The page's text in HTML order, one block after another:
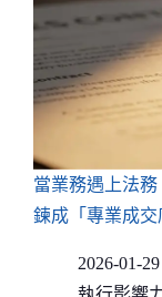
當業務遇上法
鍊成「專業成交
2026-01-29